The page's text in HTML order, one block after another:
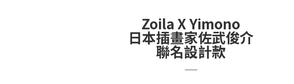
Zoila X Yimono
日本插畫家佐武俊介
聯名設計款